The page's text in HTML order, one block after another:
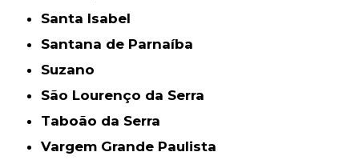
Santa Isabel
Santana de Parnaíba
Suzano
São Lourenço da Serra
Taboão da Serra
Vargem Grande Paulista